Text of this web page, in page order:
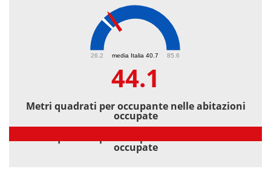
media Italia 40.7
26.2 85.6
44.1
Metri quadrati per occupante nelle abitazioni
occupate
occupate